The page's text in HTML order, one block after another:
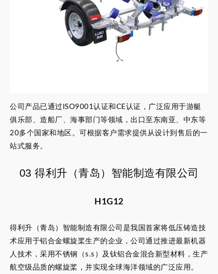
公司产品已通过ISO9001认证和CE认证，广泛应用于游艇
俱乐部、造船厂、海事部门等领域，出口至东南亚、中东等
20多个国家和地区。可根据客户需求提供从设计到售后的一
站式服务。
03 得利升（青岛）智能制造有限公司
H1G12
得利升（青岛）智能制造有限公司是我国首家将低压铸造技
术应用于铝合金螺旋桨生产的企业，公司通过推进最新机器
人技术，采用不锈钢（s.s）及钛铝合金混合新型材料，生产
航空级品质的螺旋桨，并实现全球海洋领域的广泛应用。